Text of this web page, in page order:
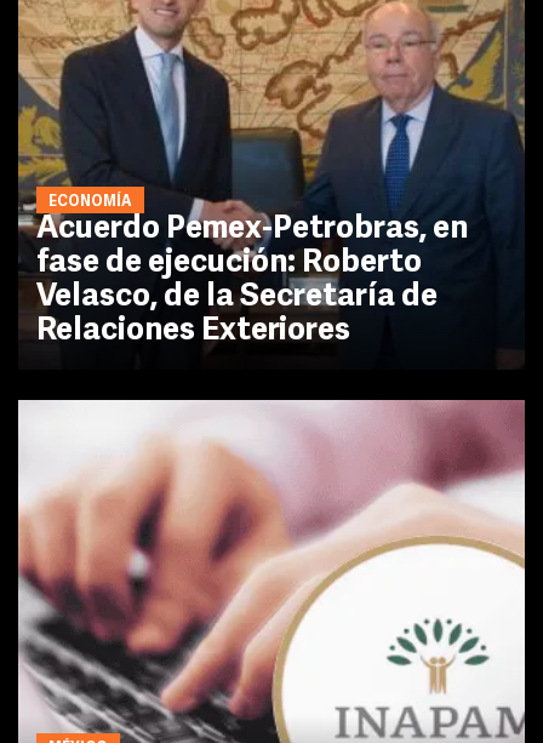
ECONOMÍA
Acuerdo Pemex-Petrobras, en
fase de ejecución: Roberto
Velasco, de la Secretaría de
Relaciones Exteriores